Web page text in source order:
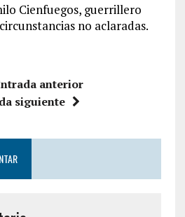
Cienfuegos, guerrillero
no aclaradas.
anterior
siguiente